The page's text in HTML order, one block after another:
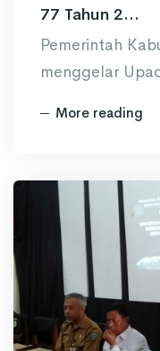
77 Tahun 2...
Pemerintah
menggelar
More reading